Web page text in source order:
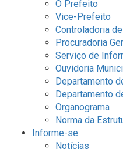
O Prefeito
Vice-Prefeito
Controladoria
Procuradoria
Serviço de
Ouvidoria
Departamento
Departamento
Organograma
Norma da
Informe-se
Notícias